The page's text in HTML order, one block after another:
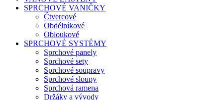
SPRCHOVÉ VANIČKY
Čtvercové
Obdélníkové
Obloukové
SPRCHOVÉ SYSTÉMY
Sprchové panely
Sprchové sety
Sprchové soupravy
Sprchové sloupy
Sprchová ramena
Držáky a vývody